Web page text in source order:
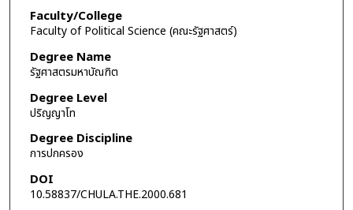
Faculty/College
Faculty of Political Science (คณะรัฐศาสตร์)
Degree Name
รัฐศาสตรมหาบัณฑิต
Degree Level
ปริญญาโท
Degree Discipline
การปกครอง
DOI
10.58837/CHULA.THE.2000.681